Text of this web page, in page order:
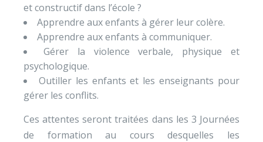
et constructif dans l’école ?
Apprendre aux enfants à gérer leur colère.
Apprendre aux enfants à communiquer.
Gérer la violence verbale, physique et
psychologique.
Outiller les enfants et les enseignants pour
gérer les conflits.
Ces attentes seront traitées dans les 3 Journées
de formation au cours desquelles les